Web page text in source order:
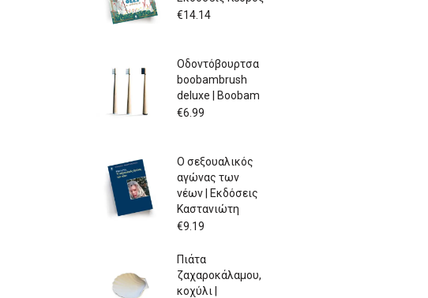
€14.14
Οδοντόβουρτσα
boobambrush
deluxe | Boobam
€6.99
Ο σεξουαλικός
αγώνας των
νέων | Εκδόσεις
Καστανιώτη
€9.19
Πιάτα
ζαχαροκάλαμου,
κοχύλι |